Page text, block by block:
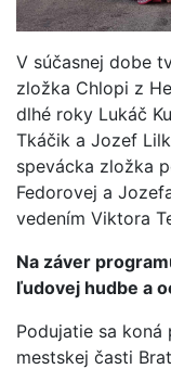
V súčasnej dobe
zložka Chlopi z
dlhé roky Lukáč
Tkáčik a Jozef
spevácka zložka
Fedorovej a
vedením Viktora
Na záver
ľudovej hudbe a
Podujatie sa
mestskej časti